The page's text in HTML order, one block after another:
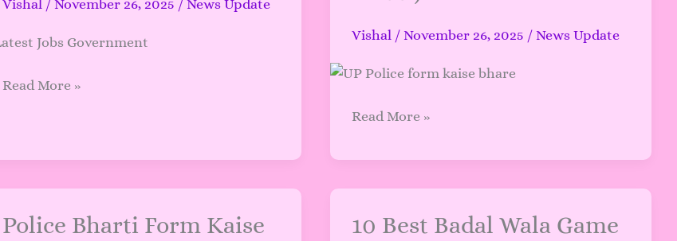
Vishal / November 26, 2025 / News Update
ताज़ा
भर्तियाँ
Read More »
Vishal /November 26, 2025 /News Update
Step
Read More »
Police Bharti Form Kaise
Police
10 Best Badal Wala Game
10